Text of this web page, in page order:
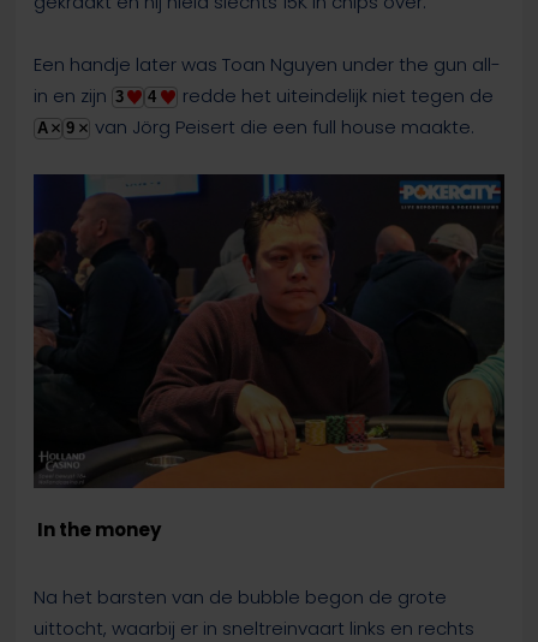
Een handje later was Toan Nguyen under the gun all-
in en zijn 3 4 redde het uiteindelijk niet tegen de
A 9 van Jörg Peisert die een full house maakte.
In the money
Na het barsten van de bubble begon de grote
uittocht, waarbij er in sneltreinvaart links en rechts